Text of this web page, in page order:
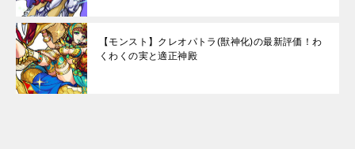
【モンスト】クレオパトラ(獣神化)の最新評価！わ
くわくの実と適正神殿